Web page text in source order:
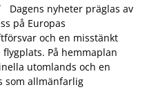
Dagens nyheter präglas av
på Europas
och en misstänkt
På hemmaplan
utomlands och en
som allmänfarlig